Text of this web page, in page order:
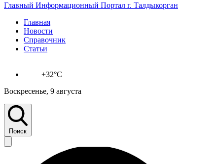
Главный Информационный Портал г. Талдыкорган
Главная
Новости
Справочник
Статьи
+32°C
Воскресенье, 9 августа
Поиск